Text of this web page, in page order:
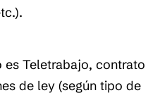
Teletrabajo, contrato
de ley (según tipo de